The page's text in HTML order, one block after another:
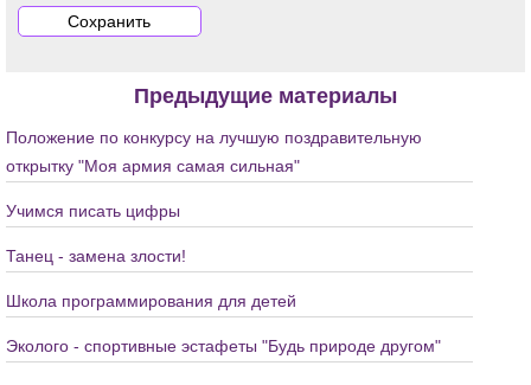
Предыдущие материалы
Положение по конкурсу на лучшую поздравительную
открытку "Моя армия самая сильная"
Учимся писать цифры
Танец - замена злости!
Школа программирования для детей
Эколого - спортивные эстафеты "Будь природе другом"